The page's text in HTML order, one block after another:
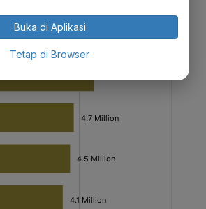
Buka di Aplikasi
Tetap di Browser